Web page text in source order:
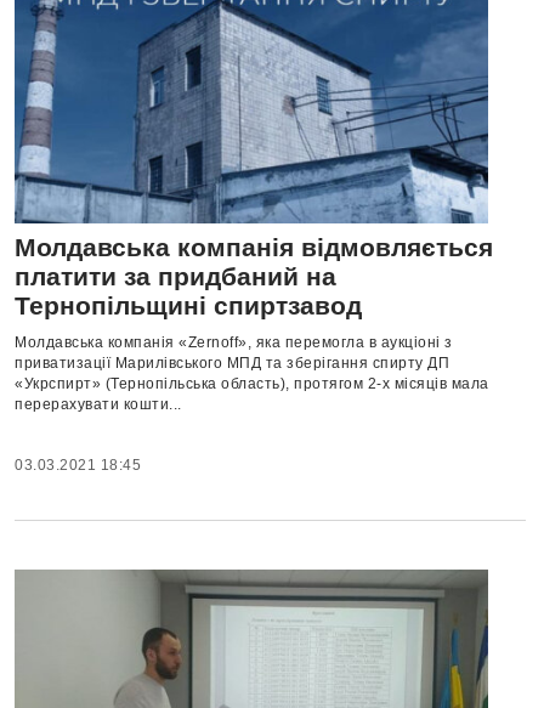
Молдавська компанія відмовляється
платити за придбаний на
Тернопільщині спиртзавод
Молдавська компанія «Zernoff», яка перемогла в аукціоні з
приватизації Марилівського МПД та зберігання спирту ДП
«Укрспирт» (Тернопільська область), протягом 2-х місяців мала
перерахувати кошти...
03.03.2021 18:45